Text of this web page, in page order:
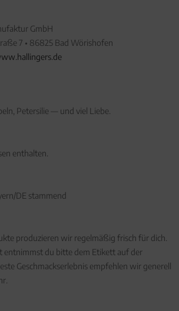
GmbH
7 • 86825 Bad Wörishofen
Petersilie — und viel Liebe.
enthalten.
DE stammend
produzieren wir regelmäßig frisch für dich.
entnimmst du bitte dem Etikett auf der
Geschmackserlebnis empfehlen wir generell